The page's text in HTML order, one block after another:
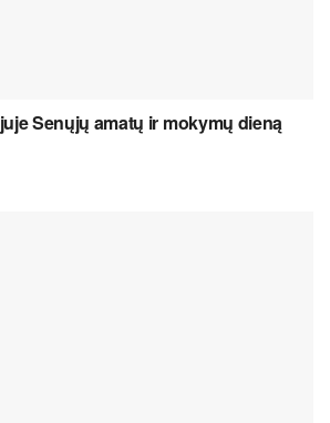
Senųjų amatų ir mokymų dieną